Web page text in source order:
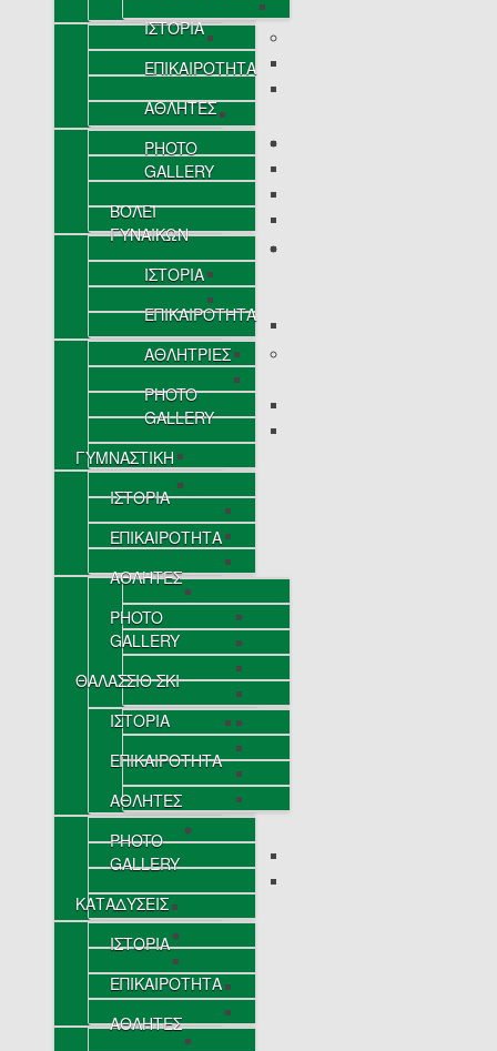
ΙΣΤΟΡΙΑ
ΕΠΙΚΑΙΡΟΤΗΤΑ
ΑΘΛΗΤΕΣ
PHOTO
GALLERY
ΒΟΛΕΪ
ΓΥΝΑΙΚΩΝ
ΙΣΤΟΡΙΑ
ΕΠΙΚΑΙΡΟΤΗΤΑ
ΑΘΛΗΤΡΙΕΣ
PHOTO
GALLERY
ΓΥΜΝΑΣΤΙΚΗ
ΙΣΤΟΡΙΑ
ΕΠΙΚΑΙΡΟΤΗΤΑ
ΑΘΛΗΤΕΣ
PHOTO
GALLERY
ΘΑΛΑΣΣΙΟ ΣΚΙ
ΙΣΤΟΡΙΑ
ΕΠΙΚΑΙΡΟΤΗΤΑ
ΑΘΛΗΤΕΣ
PHOTO
GALLERY
ΚΑΤΑΔΥΣΕΙΣ
ΙΣΤΟΡΙΑ
ΕΠΙΚΑΙΡΟΤΗΤΑ
ΑΘΛΗΤΕΣ